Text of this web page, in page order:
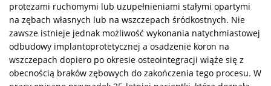
protezami ruchomymi lub uzupełnieniami stałymi opartymi
na zębach własnych lub na wszczepach śródkostnych. Nie
zawsze istnieje jednak możliwość wykonania natychmiastowej
odbudowy implantoprotetycznej a osadzenie koron na
wszczepach dopiero po okresie osteointegracji wiąże się z
obecnością braków zębowych do zakończenia tego procesu. W